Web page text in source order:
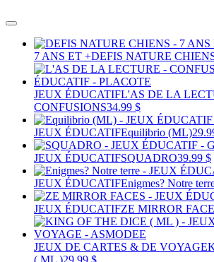
7 ANS ET +DEFIS NATURE
JEUX ÉDUCATIFL'AS DE LA
CONFUSIONS34.99 $
JEUX ÉDUCATIFEquilibrio (ML)
JEUX ÉDUCATIFSQUADRO39.99 $
JEUX ÉDUCATIFEnigmes? Notre
JEUX ÉDUCATIFZE MIRROR
JEUX DE CARTES & DE VOYAGE
( ML )29.99 $